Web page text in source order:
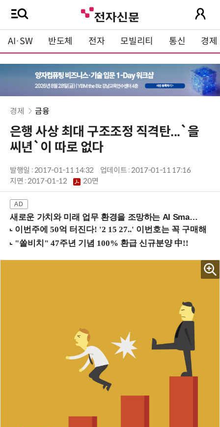
AI·SW 반도체 전자 모빌리티 통신 경제
경제 금융
은행 사상 최대 구조조정 직격탄...`을
씨년`이 따로 없다
발행일 : 2017-01-11 14:32
업데이트 : 2017-01-11 17:16
지면 :2017-01-12 20면
새로운 가치와 미래 업무 환경을 조망하는 AI Smart Work Summit 2026 (9/11 코엑스)